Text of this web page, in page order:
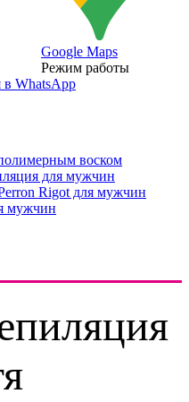
Google Maps
Режим работы
в WhatsApp
воском
для мужчин
Rigot для мужчин
мужчин